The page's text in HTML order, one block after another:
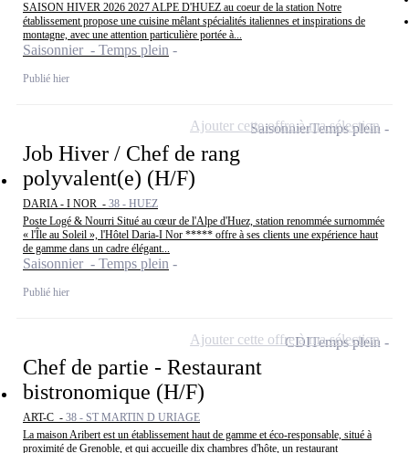
SAISON HIVER 2026 2027 ALPE D'HUEZ au coeur de la station Notre
établissement propose une cuisine mêlant spécialités italiennes et inspirations de
montagne, avec une attention particulière portée à...
Saisonnier - Temps plein
Publié hier
Job Hiver / Chef de rang
polyvalent(e) (H/F)
DARIA - I NOR - 38 - HUEZ
Poste Logé & Nourri Situé au cœur de l'Alpe d'Huez, station renommée surnommée
« l'Île au Soleil », l'Hôtel Daria-I Nor ***** offre à ses clients une expérience haut
de gamme dans un cadre élégant...
Saisonnier - Temps plein
Publié hier
SaisonnierTemps plein
Ajouter cette offre à ma sélection
Chef de partie - Restaurant
bistronomique (H/F)
ART-C - 38 - ST MARTIN D URIAGE
La maison Aribert est un établissement haut de gamme et éco-responsable, situé à
proximité de Grenoble, et qui accueille dix chambres d'hôte, un restaurant
CDITemps plein
Ajouter cette offre à ma sélection